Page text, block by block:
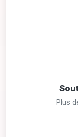
Plus